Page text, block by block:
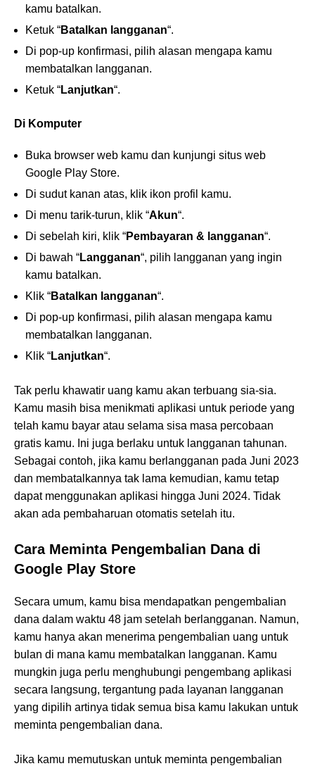
kamu batalkan.
Ketuk “Batalkan langganan“.
Di pop-up konfirmasi, pilih alasan mengapa kamu
membatalkan langganan.
Ketuk “Lanjutkan“.
Di Komputer
Buka browser web kamu dan kunjungi situs web
Google Play Store.
Di sudut kanan atas, klik ikon profil kamu.
Di menu tarik-turun, klik “Akun“.
Di sebelah kiri, klik “Pembayaran & langganan“.
Di bawah “Langganan“, pilih langganan yang ingin
kamu batalkan.
Klik “Batalkan langganan“.
Di pop-up konfirmasi, pilih alasan mengapa kamu
membatalkan langganan.
Klik “Lanjutkan“.
Tak perlu khawatir uang kamu akan terbuang sia-sia.
Kamu masih bisa menikmati aplikasi untuk periode yang
telah kamu bayar atau selama sisa masa percobaan
gratis kamu. Ini juga berlaku untuk langganan tahunan.
Sebagai contoh, jika kamu berlangganan pada Juni 2023
dan membatalkannya tak lama kemudian, kamu tetap
dapat menggunakan aplikasi hingga Juni 2024. Tidak
akan ada pembaharuan otomatis setelah itu.
Cara Meminta Pengembalian Dana di
Google Play Store
Secara umum, kamu bisa mendapatkan pengembalian
dana dalam waktu 48 jam setelah berlangganan. Namun,
kamu hanya akan menerima pengembalian uang untuk
bulan di mana kamu membatalkan langganan. Kamu
mungkin juga perlu menghubungi pengembang aplikasi
secara langsung, tergantung pada layanan langganan
yang dipilih artinya tidak semua bisa kamu lakukan untuk
meminta pengembalian dana.
Jika kamu memutuskan untuk meminta pengembalian